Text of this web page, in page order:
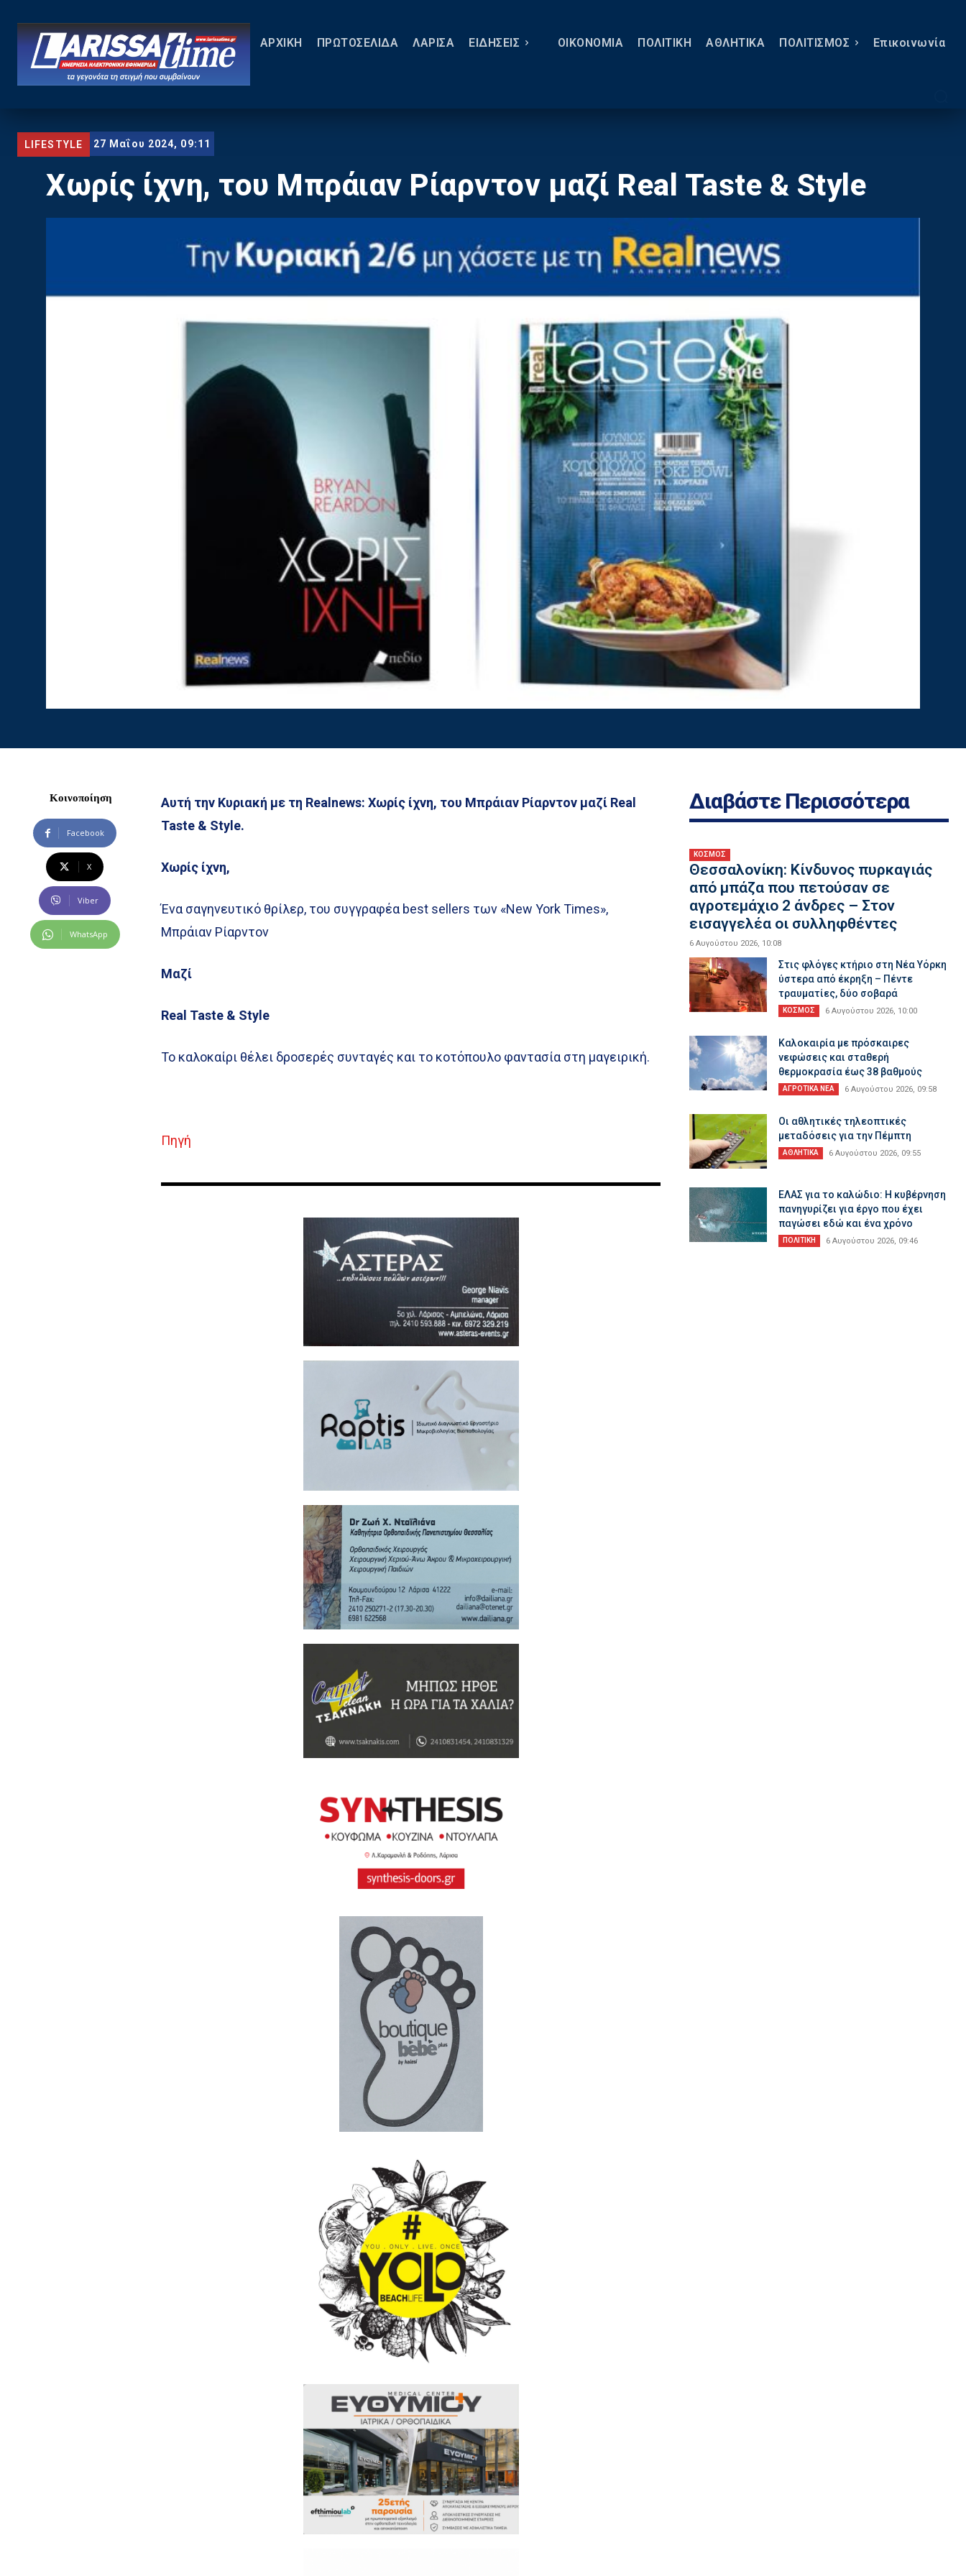
ΑΡΧΙΚΗ ΠΡΩΤΟΣΕΛΙΔΑ ΛΑΡΙΣΑ ΕΙΔΗΣΕΙΣ ΟΙΚΟΝΟΜΙΑ ΠΟΛΙΤΙΚΗ ΑΘΛΗΤΙΚΑ ΠΟΛΙΤΙΣΜΟΣ Eπικοινωνία
LIFESTYLE 27 Μαΐου 2024, 09:11
Χωρίς ίχνη, του Μπράιαν Ρίαρντον μαζί Real Taste & Style
Κοινοποίηση
Facebook
X
Viber
WhatsApp
Αυτή την Κυριακή με τη Realnews: Χωρίς ίχνη, του Μπράιαν Ρίαρντον μαζί Real
Taste & Style.
Χωρίς ίχνη,
Ένα σαγηνευτικό θρίλερ, του συγγραφέα best sellers των «New York Times»,
Μπράιαν Ρίαρντον
Μαζί
Real Taste & Style
Το καλοκαίρι θέλει δροσερές συνταγές και το κοτόπουλο φαντασία στη μαγειρική.
Πηγή
Διαβάστε Περισσότερα
ΚΟΣΜΟΣ
Θεσσαλονίκη: Κίνδυνος πυρκαγιάς
από μπάζα που πετούσαν σε
αγροτεμάχιο 2 άνδρες – Στον
εισαγγελέα οι συλληφθέντες
6 Αυγούστου 2026, 10:08
Στις φλόγες κτήριο στη Νέα Υόρκη
ύστερα από έκρηξη – Πέντε
τραυματίες, δύο σοβαρά
ΚΟΣΜΟΣ 6 Αυγούστου 2026, 10:00
Καλοκαιρία με πρόσκαιρες
νεφώσεις και σταθερή
θερμοκρασία έως 38 βαθμούς
ΑΓΡΟΤΙΚΑ ΝΕΑ 6 Αυγούστου 2026, 09:58
Οι αθλητικές τηλεοπτικές
μεταδόσεις για την Πέμπτη
ΑΘΛΗΤΙΚΑ 6 Αυγούστου 2026, 09:55
ΕΛΑΣ για το καλώδιο: Η κυβέρνηση
πανηγυρίζει για έργο που έχει
παγώσει εδώ και ένα χρόνο
ΠΟΛΙΤΙΚΗ 6 Αυγούστου 2026, 09:46